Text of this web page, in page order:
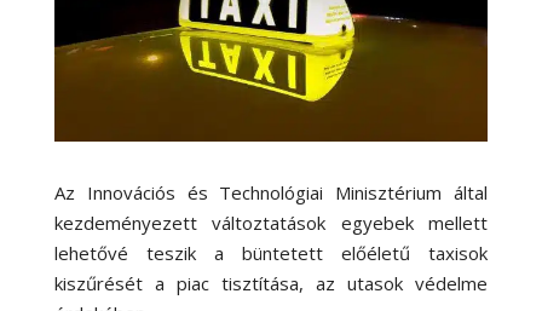
Az Innovációs és Technológiai Minisztérium által
kezdeményezett változtatások egyebek mellett
lehetővé teszik a büntetett előéletű taxisok
kiszűrését a piac tisztítása, az utasok védelme